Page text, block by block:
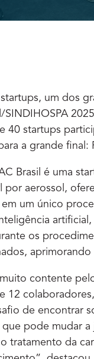
um dos
SINDIHOSPA
40 startups
a grande final:
Brasil é uma
por aerossol,
um único
os
contente
12
de encontrar
pode mudar
tratamento da